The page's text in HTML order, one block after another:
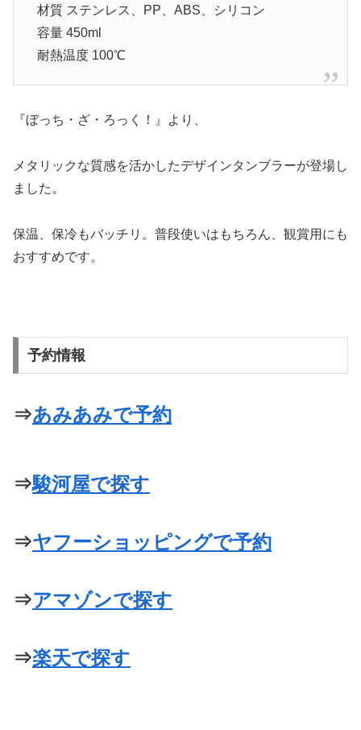
材質 ステンレス、PP、ABS、シリコン
容量 450ml
耐熱温度 100℃
『ぼっち・ざ・ろっく！』より、
メタリックな質感を活かしたデザインタンブラーが登場し
ました。
保温、保冷もバッチリ。普段使いはもちろん、観賞用にも
おすすめです。
予約情報
⇒あみあみで予約
⇒駿河屋で探す
⇒ヤフーショッピングで予約
⇒アマゾンで探す
⇒楽天で探す